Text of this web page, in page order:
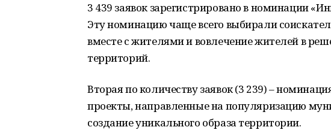
3 439 заявок зарегистрировано в номинации
Эту номинацию чаще всего выбирали
вместе с жителями и вовлечение жителей в
территорий.
Вторая по количеству заявок (3 239) –
проекты, направленные на популяризацию
создание уникального образа территории.